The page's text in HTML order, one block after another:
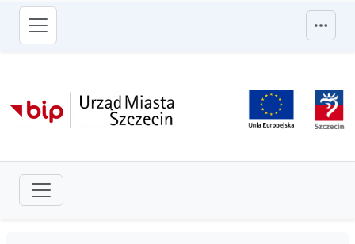
przejdź do głównego menu